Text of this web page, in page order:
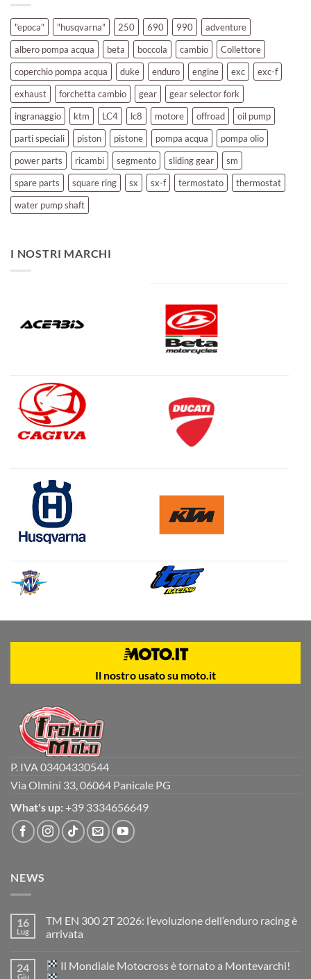
"epoca" "husqvarna" 250 690 990
adventure
albero pompa acqua
beta boccola cambio
Collettore
coperchio pompa acqua
duke enduro engine exc
exc-f
exhaust
forchetta cambio gear
gear selector fork
ingranaggio
ktm LC4 lc8 motore offroad
oil pump
parti speciali
piston pistone pompa acqua
pompa olio
power parts
ricambi segmento sliding gear
sm
spare parts
square ring sx sx-f termostato
thermostat
water pump shaft
I NOSTRI MARCHI
Il nostro usato su moto.it
P. IVA 03404330544
Via Olmini 33, 06064 Panicale PG
What's up: +39 3334656649
NEWS
16
Lug
TM EN 300 2T 2026: l’evoluzione dell’enduro racing è
arrivata
su
TM
24
Giu
Il Mondiale Motocross è tornato a Montevarchi!